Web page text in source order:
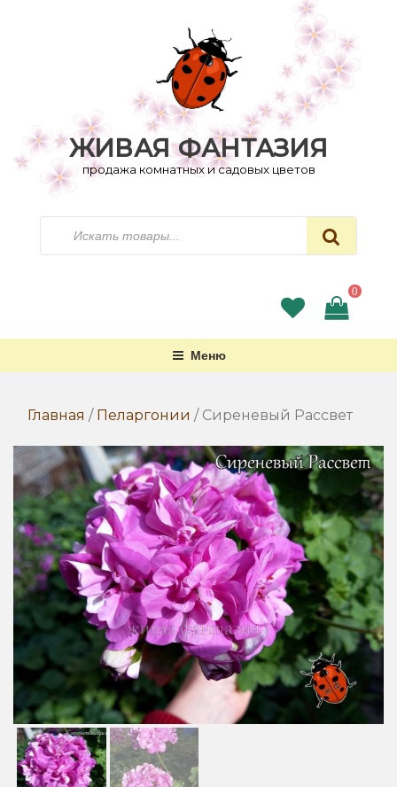
ЖИВАЯ ФАНТАЗИЯ
продажа комнатных и садовых цветов
0
Меню
Главная / Пеларгонии / Сиреневый Рассвет